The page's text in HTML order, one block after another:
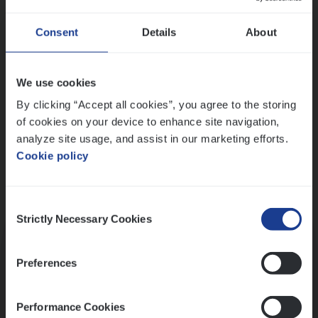
Consent Details About
We use cookies
By clicking “Accept all cookies”, you agree to the storing
of cookies on your device to enhance site navigation,
analyze site usage, and assist in our marketing efforts.
Cookie policy
Selection
Strictly Necessary Cookies
Preferences
Performance Cookies
Ons sollicitatieproces